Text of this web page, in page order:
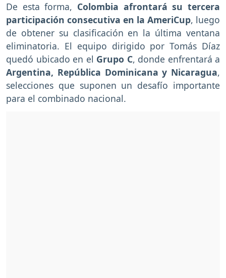
De esta forma, Colombia afrontará su tercera
participación consecutiva en la AmeriCup, luego
de obtener su clasificación en la última ventana
eliminatoria. El equipo dirigido por Tomás Díaz
quedó ubicado en el Grupo C, donde enfrentará a
Argentina, República Dominicana y Nicaragua,
selecciones que suponen un desafío importante
para el combinado nacional.